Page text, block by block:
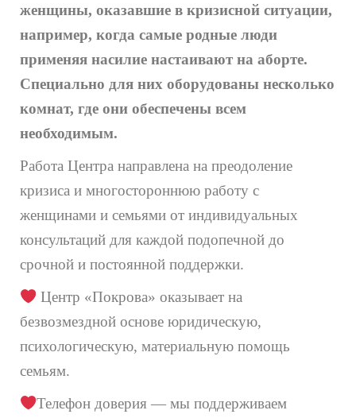
женщины, оказавшие в кризисной ситуации,
например, когда самые родные люди
применяя насилие настаивают на аборте.
Специально для них оборудованы несколько
комнат, где они обеспечены всем
необходимым.
Работа Центра направлена на преодоление
кризиса и многостороннюю работу с
женщинами и семьями от индивидуальных
консультаций для каждой подопечной до
срочной и постоянной поддержки.
Центр «Покрова» оказывает на
безвозмездной основе юридическую,
психологическую, материальную помощь
семьям.
Телефон доверия — мы поддерживаем